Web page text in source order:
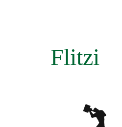
Flitzi